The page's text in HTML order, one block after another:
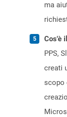
ma
Cos'è
PPS,
creati
scopo